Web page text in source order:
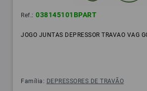
Ref.: 038145101BPART
JOGO JUNTAS DEPRESSOR TRAVAO VAG
Família: DEPRESSORES DE TRAVÃO